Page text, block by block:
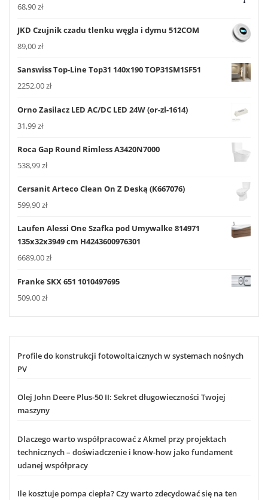
68,90zł
JKD Czujnik czadu tlenku węgla i dymu 512COM
89,00zł
Sanswiss Top-Line Top31 140x190 TOP31SM1SF51
2252,00zł
Orno Zasilacz LED AC/DC LED 24W (or-zl-1614)
31,99zł
Roca Gap Round Rimless A3420N7000
538,99zł
Cersanit Arteco Clean On Z Deską (K667076)
599,90zł
Laufen Alessi One Szafka pod Umywalke 814971
135x32x3949 cm H4243600976301
6689,00zł
Franke SKX 651 1010497695
509,00zł
Profile do konstrukcji fotowoltaicznych w systemach nośnych
PV
Olej John Deere Plus-50 II: Sekret długowieczności Twojej
maszyny
Dlaczego warto współpracować z Akmel przy projektach
technicznych – doświadczenie i know-how jako fundament
udanej współpracy
Ile kosztuje pompa ciepła? Czy warto zdecydować się na ten